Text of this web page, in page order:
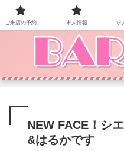
BAR CIEL！ご
NEW FACE！シ
&はるかです
ご来店の予約 求人情報 求